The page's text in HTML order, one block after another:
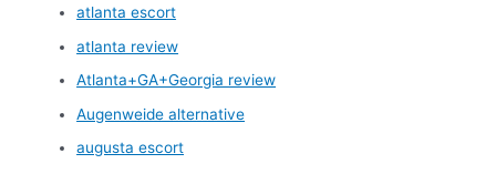
atlanta escort
atlanta review
Atlanta+GA+Georgia review
Augenweide alternative
augusta escort